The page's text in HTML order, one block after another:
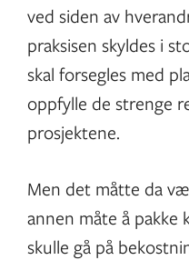
ved siden av
praksisen skyldes i
skal forsegles med
oppfylle de strenge
prosjektene.
Men det måtte da
annen måte å pakke
skulle gå på